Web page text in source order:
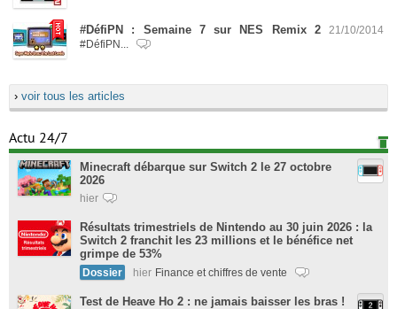
#DéfiPN : Semaine 7 sur NES Remix 2
21/10/2014
#DéfiPN...
› voir tous les articles
Actu 24/7
Minecraft débarque sur Switch 2 le 27 octobre
2026
hier
Résultats trimestriels de Nintendo au 30 juin 2026 : la
Switch 2 franchit les 23 millions et le bénéfice net
grimpe de 53%
Dossier hier Finance et chiffres de vente
Test de Heave Ho 2 : ne jamais baisser les bras !